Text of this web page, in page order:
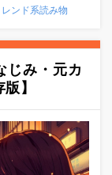
レンド系読み物
じみ・元カ
】